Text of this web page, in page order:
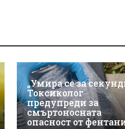
„Умира се за
Токсиколог
предупреди за
смъртоносната
опасност от